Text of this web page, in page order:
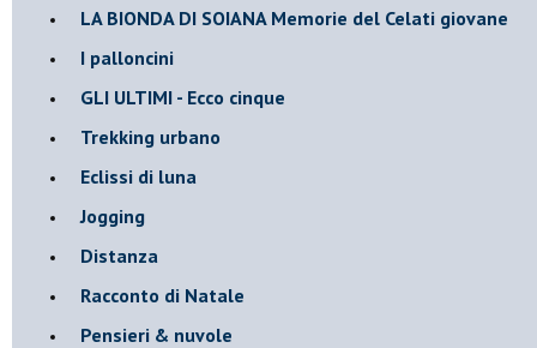
LA BIONDA DI SOIANA Memorie del Celati giovane
I palloncini
GLI ULTIMI - Ecco cinque
Trekking urbano
Eclissi di luna
Jogging
Distanza
Racconto di Natale
Pensieri & nuvole